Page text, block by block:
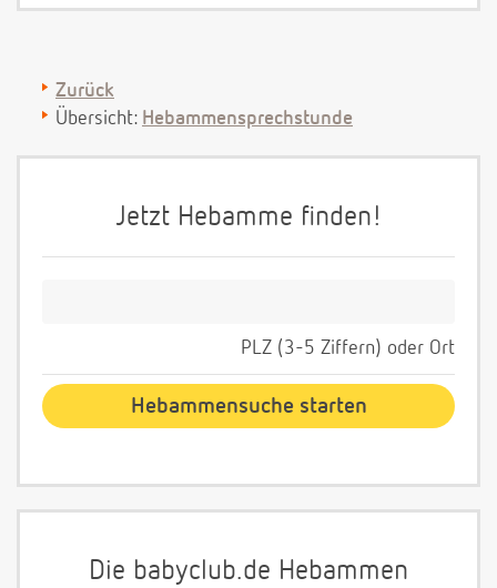
Zurück
Übersicht: Hebammensprechstunde
Jetzt Hebamme finden!
PLZ (3-5 Ziffern) oder Ort
Die babyclub.de Hebammen